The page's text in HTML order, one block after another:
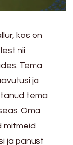
kes on
nii
Tema
ja
tema
Oma
mitmeid
ja panust